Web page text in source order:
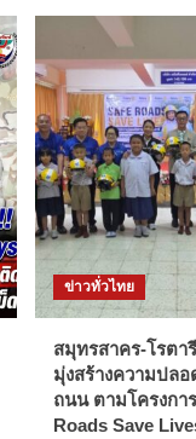
ข่าวทั่วไทย
สมุทรสาคร-โรตา
มุ่งสร้างความปล
ถนน ตามโครงกา
Roads Save